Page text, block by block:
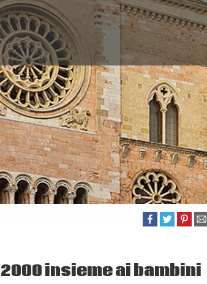
insieme ai bambini